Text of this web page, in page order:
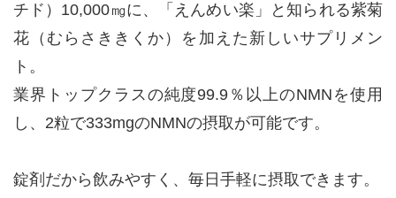
チド）10,000㎎に、「えんめい楽」と知られる紫菊
花（むらさききくか）を加えた新しいサプリメン
ト。
業界トップクラスの純度99.9％以上のNMNを使用
し、2粒で333mgのNMNの摂取が可能です。
錠剤だから飲みやすく、毎日手軽に摂取できます。